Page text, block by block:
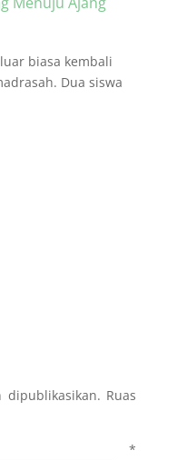
biasa kembali
Dua siswa
dipublikasikan. Ruas
*